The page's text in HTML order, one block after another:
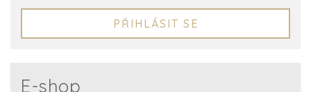
PŘIHLÁSIT SE
E-shop